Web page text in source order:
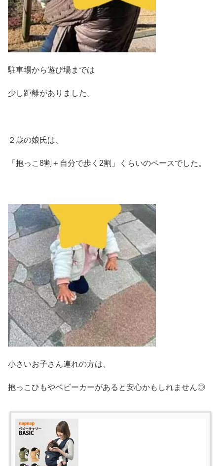
駐車場から遊び場までは
少し距離がありました。
２歳の娘氏は、
「抱っこ8割＋自分で歩く2割」くらいのペースでした。
小さいお子さん連れの方は、
抱っこひもやベビーカーがあると安心かもしれません◎